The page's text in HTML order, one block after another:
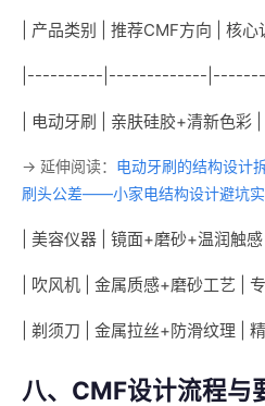
| 产品类别 | 推荐CMF方向 | 核心
|----------|-------------
| 电动牙刷 | 亲肤硅胶+清新色彩 |
→ 延伸阅读： 电动牙刷的结构设计
刷头公差——小家电结构设计避坑
| 美容仪器 | 镜面+磨砂+温润触感
| 吹风机 | 金属质感+磨砂工艺 |
| 剃须刀 | 金属拉丝+防滑纹理 |
八、CMF设计流程与